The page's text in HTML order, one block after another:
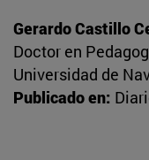
Gerardo Castillo
Doctor en
Universidad de
Publicado en: